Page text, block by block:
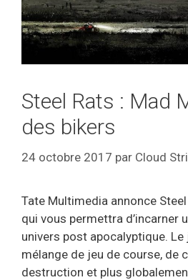
Steel Rats : Mad
des bikers
24 octobre 2017 par Cloud
Tate Multimedia annonce Steel
qui vous permettra d’incarner
univers post apocalyptique.
mélange de jeu de course, de
destruction et plus